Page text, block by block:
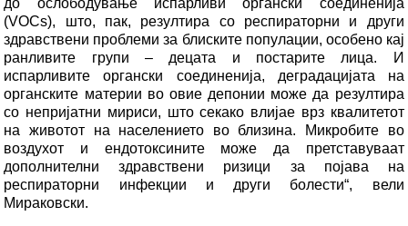
до ослободување испарливи органски соединенија
(VOCs), што, пак, резултира со респираторни и други
здравствени проблеми за блиските популации, особено кај
ранливите групи – децата и постарите лица. И
испарливите органски соединенија, деградацијата на
органските материи во овие депонии може да резултира
со непријатни мириси, што секако влијае врз квалитетот
на животот на населението во близина. Микробите во
воздухот и ендотоксините може да претставуваат
дополнителни здравствени ризици за појава на
респираторни инфекции и други болести“, вели
Мираковски.